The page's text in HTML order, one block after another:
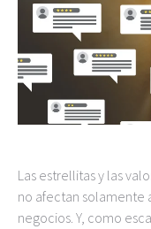
Las estrellitas y las
no afectan solamente
negocios. Y, como